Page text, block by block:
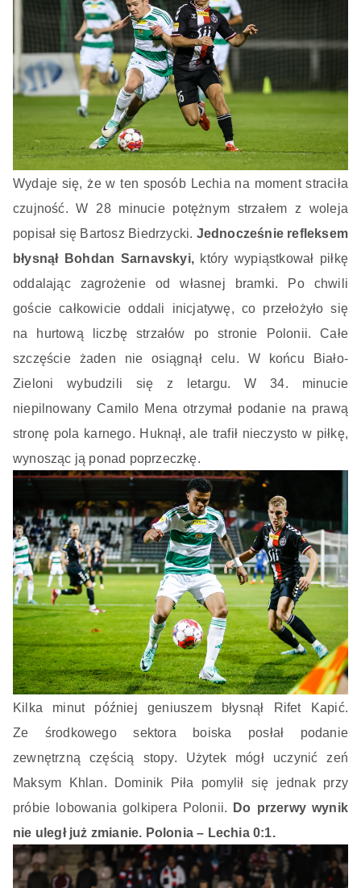
Wydaje się, że w ten sposób Lechia na moment straciła
czujność. W 28 minucie potężnym strzałem z woleja
popisał się Bartosz Biedrzycki. Jednocześnie refleksem
błysnął Bohdan Sarnavskyi,który wypiąstkował piłkę
oddalając zagrożenie od własnej bramki. Po chwili
goście całkowicie oddali inicjatywę, co przełożyło się
na hurtową liczbę strzałów po stronie Polonii. Całe
szczęście żaden nie osiągnął celu. W końcu Biało-
Zieloni wybudzili się z letargu. W 34. minucie
niepilnowany Camilo Mena otrzymał podanie na prawą
stronę pola karnego. Huknął, ale trafił nieczysto w piłkę,
wynosząc ją ponad poprzeczkę.
Kilka minut później geniuszem błysnął Rifet Kapić.
Ze środkowego sektora boiska posłał podanie
zewnętrzną częścią stopy. Użytek mógł uczynić zeń
Maksym Khlan. Dominik Piła pomylił się jednak przy
próbie lobowania golkipera Polonii.
Do przerwy wynik
nie uległ już zmianie. Polonia – Lechia 0:1.